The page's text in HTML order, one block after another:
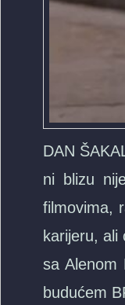
DAN
ni blizu
filmovima,
karijeru, ali
sa Alenom
budućem